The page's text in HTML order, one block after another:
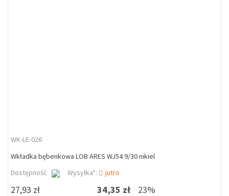
WK-LE-026
Wkładka bębenkowa LOB ARES WJ54 9/30 nikiel
Dostępność
Wysyłka*: jutro
27,93 zł 34,35 zł 23%